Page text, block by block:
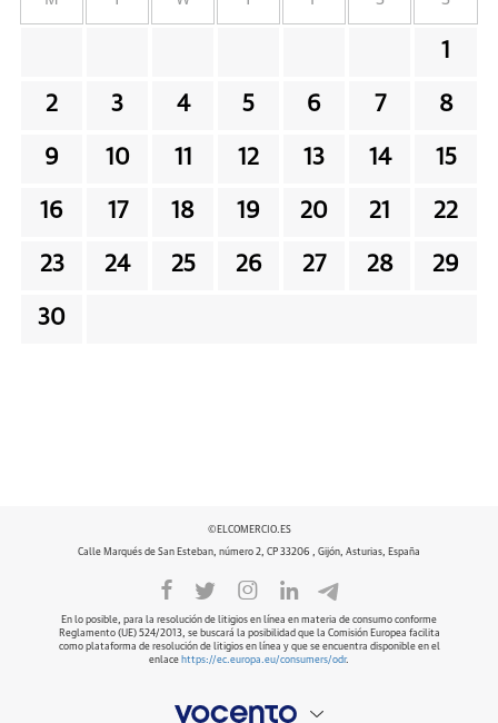
1
2 3 4 5 6 7 8
9 10 11 12 13 14 15
16 17 18 19 20 21 22
23 24 25 26 27 28 29
30
©ELCOMERCIO.ES
Calle Marqués de San Esteban, número 2, CP 33206 , Gijón, Asturias, España
En lo posible, para la resolución de litigios en línea en materia de consumo conforme
Reglamento (UE) 524/2013, se buscará la posibilidad que la Comisión Europea facilita
como plataforma de resolución de litigios en línea y que se encuentra disponible en el
enlace https://ec.europa.eu/consumers/odr.